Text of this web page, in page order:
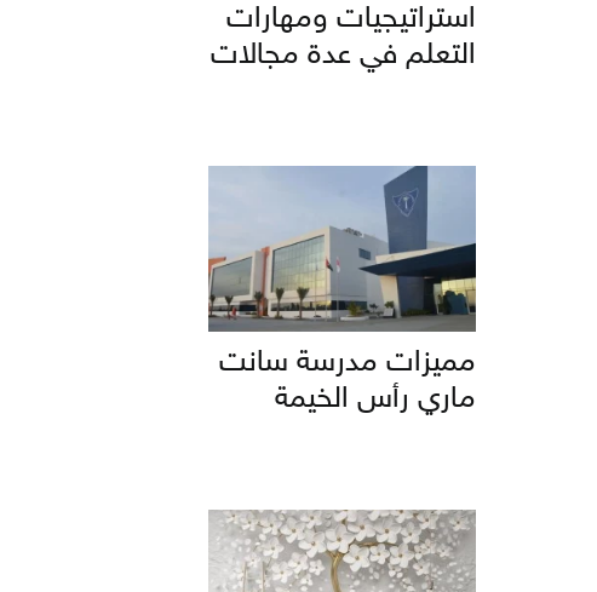
استراتيجيات ومهارات
التعلم في عدة مجالات
مميزات مدرسة سانت
ماري رأس الخيمة